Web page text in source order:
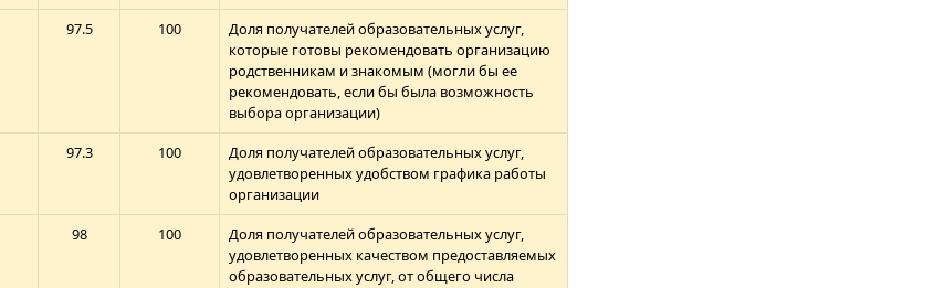
97.5 100
Доля получателей образовательных услуг,
которые готовы рекомендовать организацию
родственникам и знакомым (могли бы ее
рекомендовать, если бы была возможность
выбора организации)
97.3 100
Доля получателей образовательных услуг,
удовлетворенных удобством графика работы
организации
98 100
Доля получателей образовательных услуг,
удовлетворенных качеством предоставляемых
образовательных услуг, от общего числа